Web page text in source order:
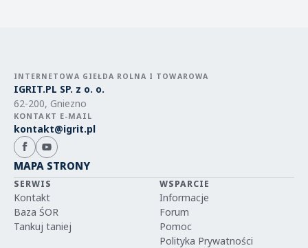
INTERNETOWA GIEŁDA ROLNA I TOWAROWA
IGRIT.PL SP. z o. o.
62-200, Gniezno
KONTAKT E-MAIL
kontakt@igrit.pl
MAPA STRONY
SERWIS
Kontakt
Baza ŚOR
Tankuj taniej
WSPARCIE
Informacje
Forum
Pomoc
Polityka Prywatności